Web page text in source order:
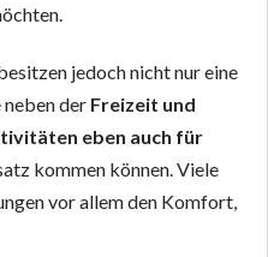
jedoch nicht nur eine
der Freizeit und
eben auch für
kommen können. Viele
vor allem den Komfort,